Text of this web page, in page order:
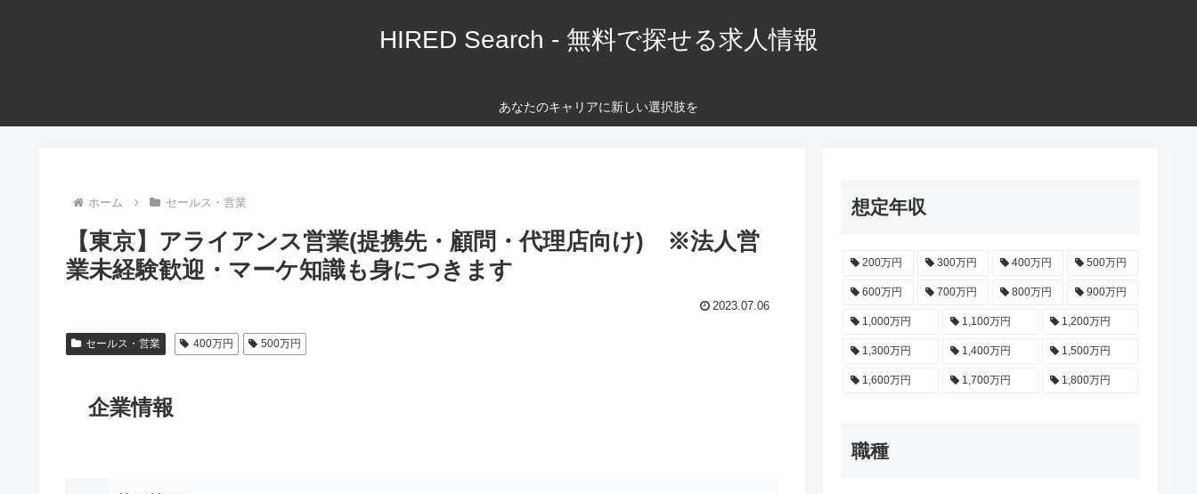
HIRED Search - 無料で探せる求人情報
あなたのキャリアに新しい選択肢を
ホーム セールス・営業
【東京】アライアンス営業(提携先・顧問・代理店向け) ※法人営
業未経験歓迎・マーケ知識も身につきます
2023.07.06
セールス・営業 400万円 500万円
企業情報
想定年収
200万円 300万円 400万円 500万円
600万円 700万円 800万円 900万円
1,000万円 1,100万円 1,200万円
1,300万円 1,400万円 1,500万円
1,600万円 1,700万円 1,800万円
職種